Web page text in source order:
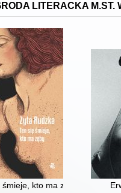
LITERACKA M.ST.
kto ma zęby